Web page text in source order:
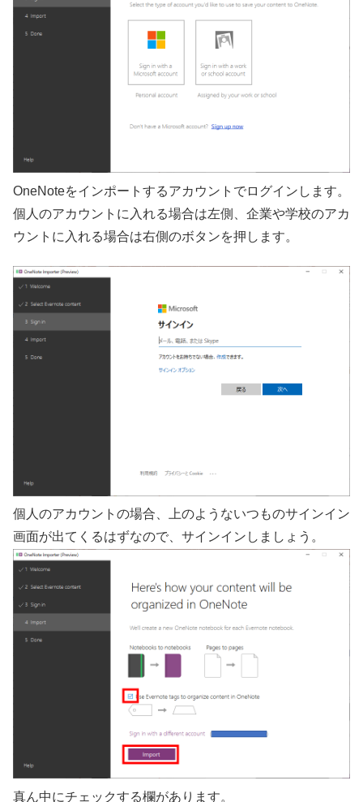
OneNoteをインポートするアカウントでログインします。
個人のアカウントに入れる場合は左側、企業や学校のアカ
ウントに入れる場合は右側のボタンを押します。
個人のアカウントの場合、上のようないつものサインイン
画面が出てくるはずなので、サインインしましょう。
真ん中にチェックする欄があります。